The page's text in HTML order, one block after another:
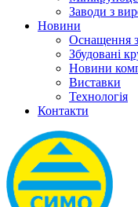
Заводи з
Новини
Оснащення
Збудовані
Новини
Виставки
Технологія
Контакти